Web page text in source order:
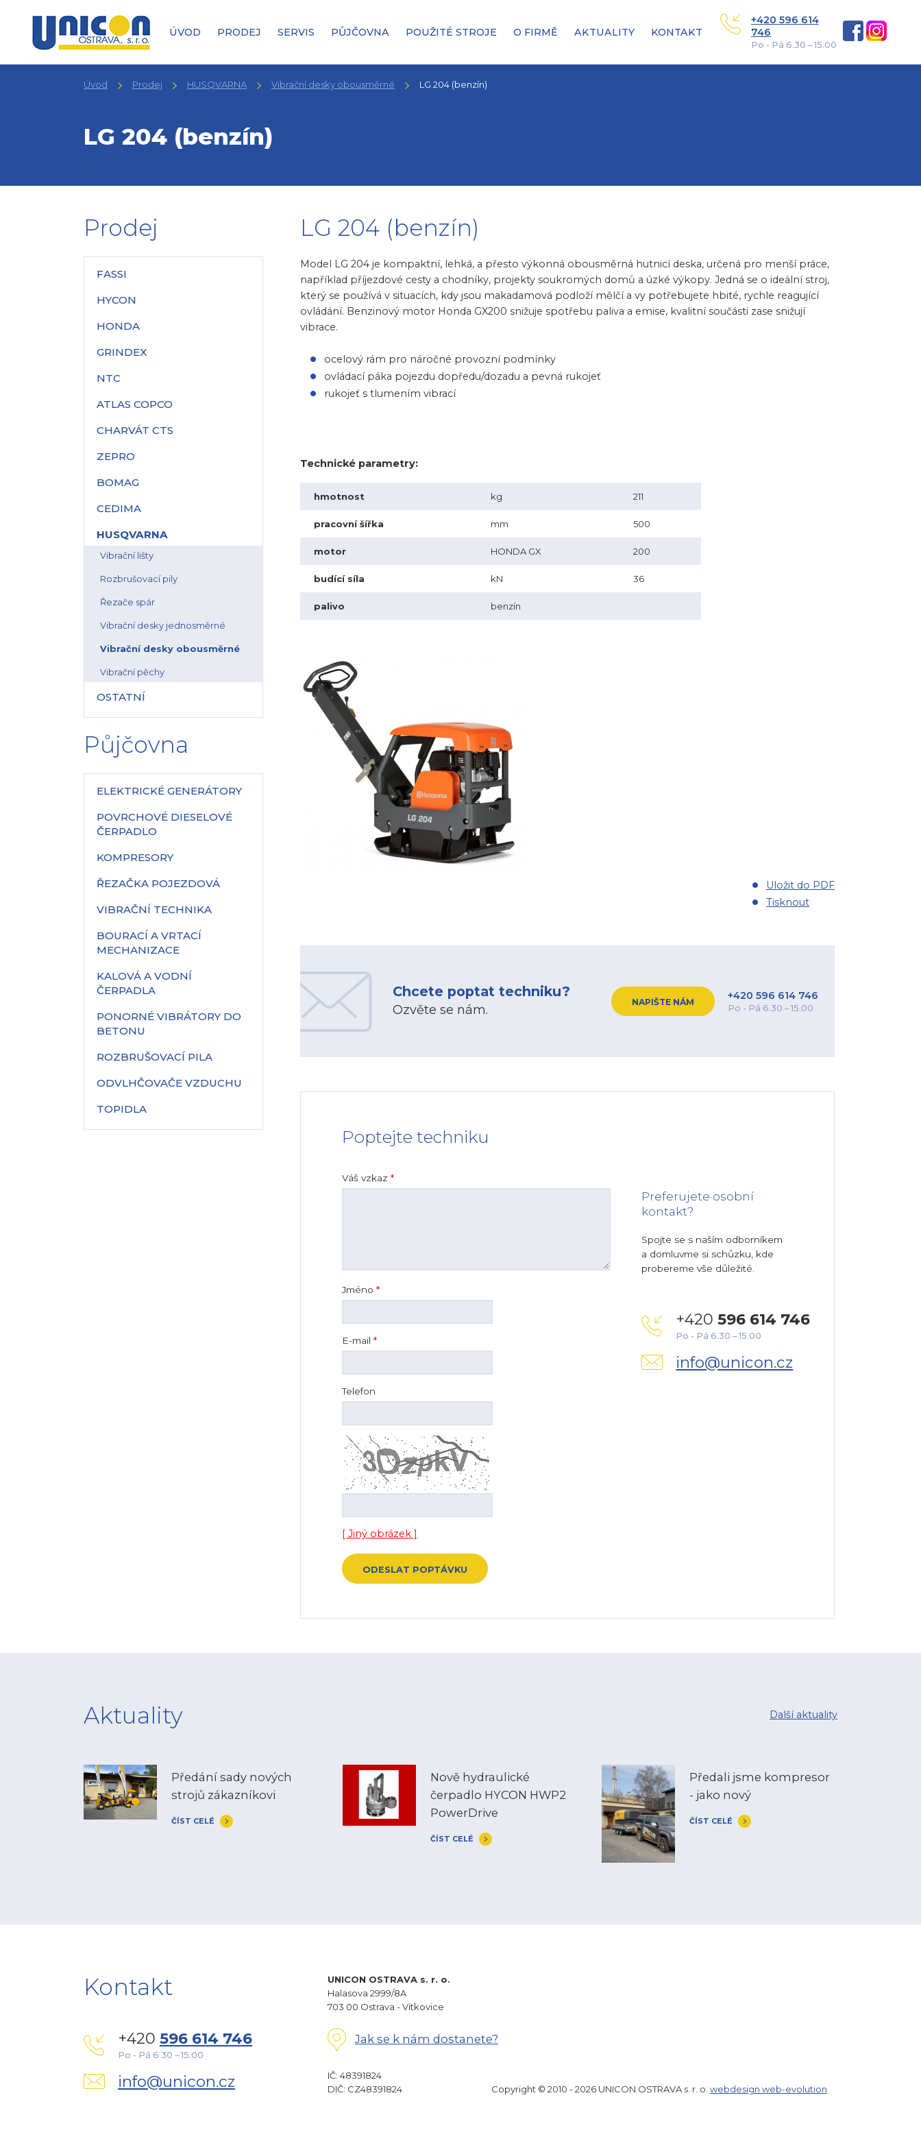
ÚVOD PRODEJ SERVIS PŮJČOVNA POUŽITÉ STROJE O FIRMĚ AKTUALITY KONTAKT
+420 596 614
746
Po - Pá 6.30 – 15.00
Úvod Prodej HUSQVARNA Vibrační desky obousměrné LG 204 (benzín)
LG 204 (benzín)
Prodej
FASSI
HYCON
HONDA
GRINDEX
NTC
ATLAS COPCO
CHARVÁT CTS
ZEPRO
BOMAG
CEDIMA
HUSQVARNA
Vibrační lišty
Rozbrušovací pily
Řezače spár
Vibrační desky jednosměrné
Vibrační desky obousměrné
Vibrační pěchy
OSTATNÍ
Půjčovna
ELEKTRICKÉ GENERÁTORY
POVRCHOVÉ DIESELOVÉ
ČERPADLO
KOMPRESORY
ŘEZAČKA POJEZDOVÁ
VIBRAČNÍ TECHNIKA
BOURACÍ A VRTACÍ
MECHANIZACE
KALOVÁ A VODNÍ
ČERPADLA
PONORNÉ VIBRÁTORY DO
BETONU
ROZBRUŠOVACÍ PILA
ODVLHČOVAČE VZDUCHU
TOPIDLA
LG 204 (benzín)
Model LG 204 je kompaktní, lehká, a přesto výkonná obousměrná hutnicí deska, určená pro menší práce,
například příjezdové cesty a chodníky, projekty soukromých domů a úzké výkopy. Jedná se o ideální stroj,
který se používá v situacích, kdy jsou makadamová podloží mělčí a vy potřebujete hbité, rychle reagující
ovládání. Benzinový motor Honda GX200 snižuje spotřebu paliva a emise, kvalitní součásti zase snižují
vibrace.
ocelový rám pro náročné provozní podmínky
ovládací páka pojezdu dopředu/dozadu a pevná rukojeť
rukojeť s tlumením vibrací
Technické parametry:
hmotnost kg 211
pracovní šířka mm 500
motor HONDA GX 200
budící síla kN 36
palivo benzín
Uložit do PDF
Tisknout
Chcete poptat techniku?
Ozvěte se nám.
NAPIŠTE NÁM
+420 596 614 746
Po - Pá 6.30 – 15.00
Poptejte techniku
Váš vzkaz *
Jméno *
E-mail *
Telefon
[ Jiný obrázek ]
Preferujete osobní
kontakt?
Spojte se s naším odborníkem
a domluvme si schůzku, kde
probereme vše důležité.
+420596 614 746
Po - Pá 6.30 – 15.00
info@unicon.cz
Další aktuality
Aktuality
Předání sady nových
strojů zákazníkovi
ČÍST CELÉ
Nově hydraulické
čerpadlo HYCON HWP2
PowerDrive
ČÍST CELÉ
Předali jsme kompresor
- jako nový
ČÍST CELÉ
Kontakt
+420 596 614 746
Po - Pá 6.30 – 15.00
info@unicon.cz
UNICON OSTRAVA s. r. o.
Halasova 2999/8A
703 00 Ostrava - Vítkovice
Jak se k nám dostanete?
IČ: 48391824
DIČ: CZ48391824
Copyright © 2010 - 2026 UNICON OSTRAVA s. r. o. webdesign web-evolution